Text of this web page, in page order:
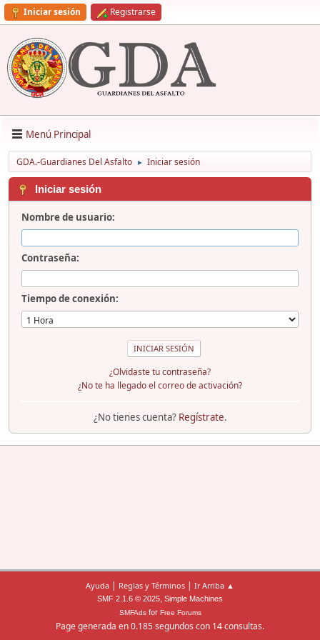
Iniciar sesión Registrarse
Menú Principal
GDA.-Guardianes Del Asfalto ► Iniciar sesión
Iniciar sesión
Nombre de usuario:
Contraseña:
Tiempo de conexión:
¿Olvidaste tu contraseña?
¿No te ha llegado el correo de activación?
¿No tienes cuenta? Regístrate.
Ayuda | Reglas y Términos | Ir Arriba ▲
SMF 2.1.6 © 2025, Simple Machines
SMFAdsfor Free Forums
Page generada en 0.185 segundos con 14 consultas.